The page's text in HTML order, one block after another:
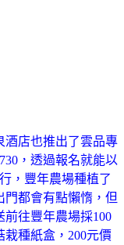
店也推出了雲品專
，透過報名就能以
，豐年農場種植了
門都會有點懶惰，但
前往豐年農場採100
種紙盒，200元價